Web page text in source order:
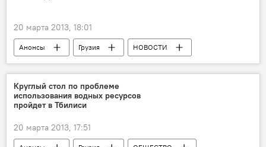
20 марта 2013, 18:01
Анонсы Грузия НОВОСТИ
Круглый стол по проблеме
использования водных ресурсов
пройдет в Тбилиси
20 марта 2013, 17:51